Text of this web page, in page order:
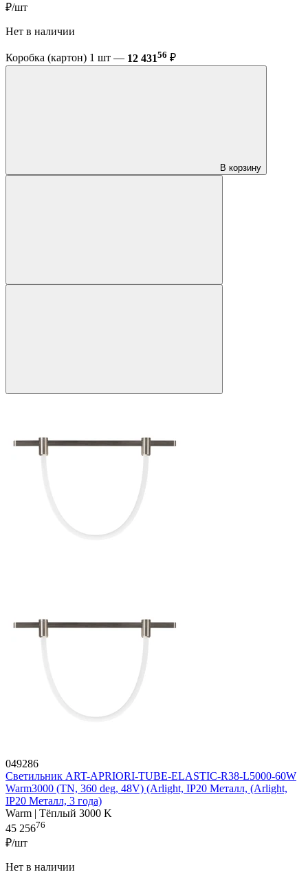
₽/шт
Нет в наличии
Коробка (картон) 1 шт — 12 43156 ₽
В корзину
049286
Светильник ART-APRIORI-TUBE-ELASTIC-R38-L5000-60W
Warm3000 (TN, 360 deg, 48V) (Arlight, IP20 Металл, (Arlight,
IP20 Металл, 3 года)
Warm | Тёплый 3000 K
45 25676
₽/шт
Нет в наличии